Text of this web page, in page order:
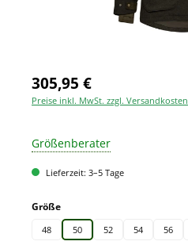
305,95 €
Preise inkl. MwSt. zzgl. Versandkosten
Größenberater
Lieferzeit: 3–5 Tage
Größeauswählen
48 50 52 54 56